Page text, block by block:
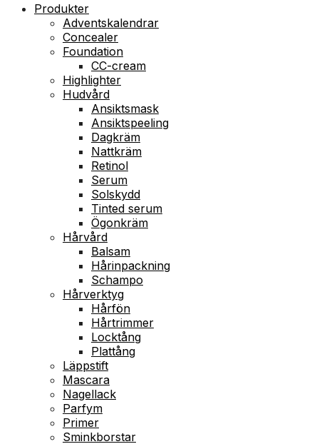
Produkter
Adventskalendrar
Concealer
Foundation
CC-cream
Highlighter
Hudvård
Ansiktsmask
Ansiktspeeling
Dagkräm
Nattkräm
Retinol
Serum
Solskydd
Tinted serum
Ögonkräm
Hårvård
Balsam
Hårinpackning
Schampo
Hårverktyg
Hårfön
Hårtrimmer
Locktång
Plattång
Läppstift
Mascara
Nagellack
Parfym
Primer
Sminkborstar